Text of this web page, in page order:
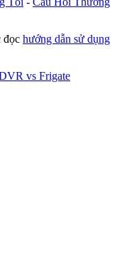
đọc hướng dẫn sử dụng
vs Frigate